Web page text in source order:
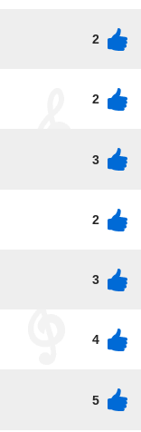
2
2
3
2
3
4
5